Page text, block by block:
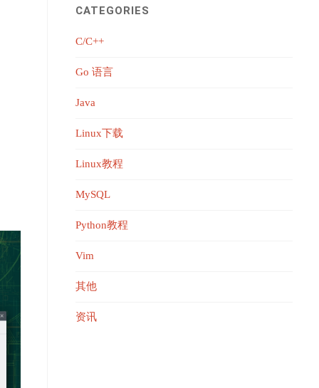
CATEGORIES
C/C++
Go 语言
Java
Linux下载
Linux教程
MySQL
Python教程
Vim
其他
资讯